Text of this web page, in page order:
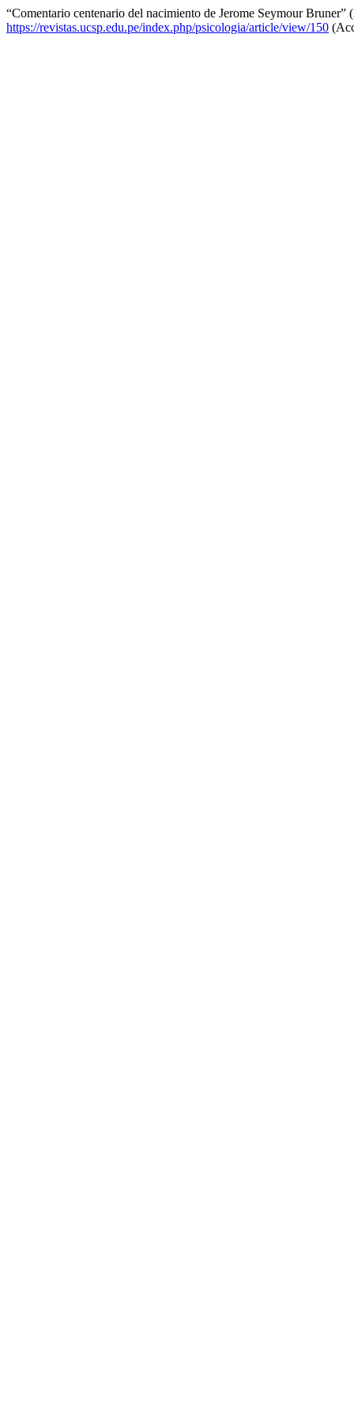
“Comentario centenario del nacimiento de Jerome Seymour Bruner”
https://revistas.ucsp.edu.pe/index.php/psicologia/article/view/150